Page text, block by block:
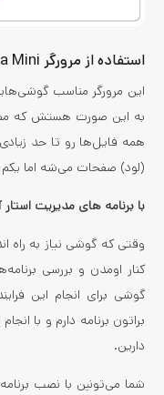
استفاده از مرورگر Opera Mini
این مرورگر مناسب
به این صورت هستش که
(لود) صفحات می‌شه اما
با برنامه های مدیریت
وقتی که گوشی نیاز به راه
کنار اومدن و بررسی
گوشی برای انجام این
براتون برنامه دارم و با
دارین.
شما می‌تونین با نصب